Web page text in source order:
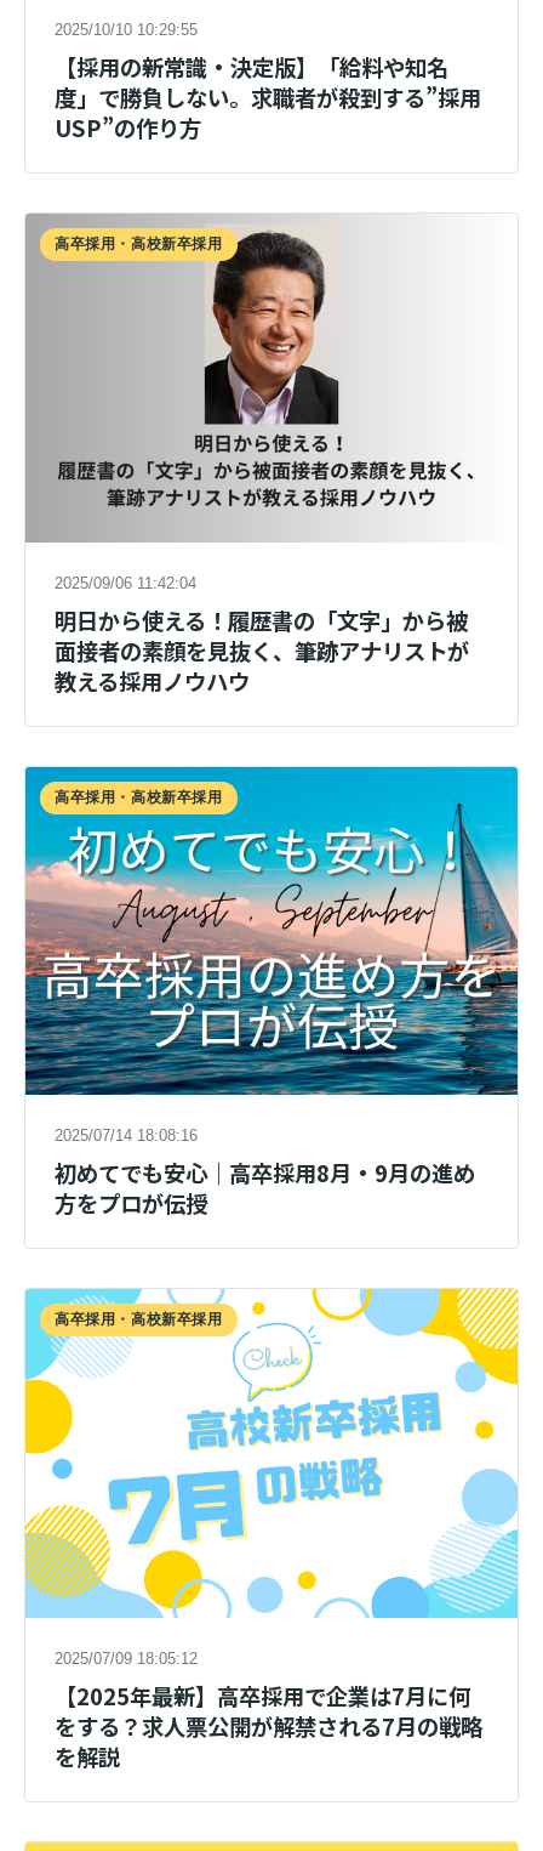
2025/10/10 10:29:55
【採用の新常識・決定版】「給料や知名
度」で勝負しない。求職者が殺到する”採用
USP”の作り方
高卒採用・高校新卒採用
2025/09/06 11:42:04
明日から使える！履歴書の「文字」から被
面接者の素顔を見抜く、筆跡アナリストが
教える採用ノウハウ
高卒採用・高校新卒採用
2025/07/14 18:08:16
初めてでも安心｜高卒採用8月・9月の進め
方をプロが伝授
高卒採用・高校新卒採用
2025/07/09 18:05:12
【2025年最新】高卒採用で企業は7月に何
をする？求人票公開が解禁される7月の戦略
を解説